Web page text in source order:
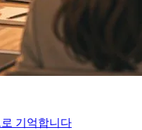
기억합니다